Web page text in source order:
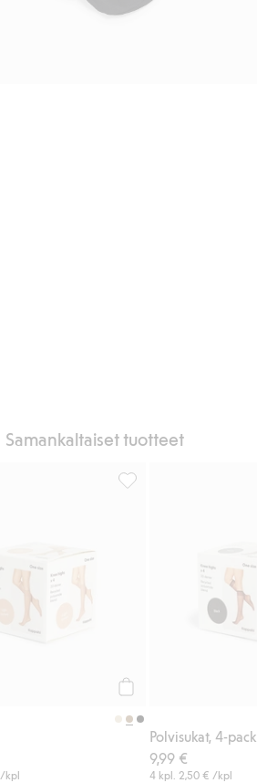
Samankaltaiset tuotteet
/kpl
Polvisukat, 4-pack
9,99 €
4 kpl.2,50 € /kpl